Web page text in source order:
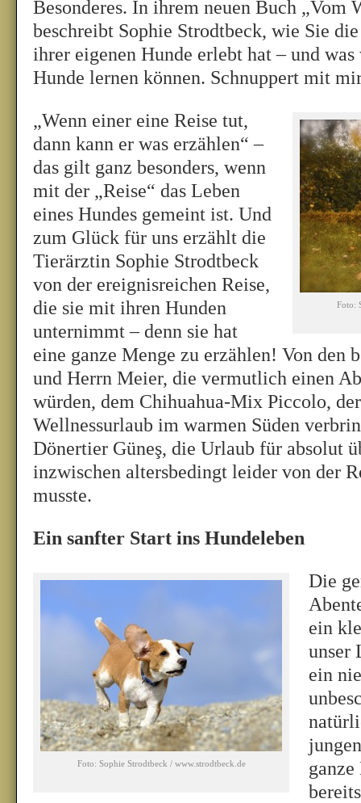
Besonderes. In ihrem neuen Buch „Vom
beschreibt Sophie Strodtbeck, wie Sie
ihrer eigenen Hunde erlebt hat – und
Hunde lernen können. Schnuppert mit
Foto:
„Wenn einer eine Reise tut,
dann kann er was erzählen“ –
das gilt ganz besonders, wenn
mit der „Reise“ das Leben
eines Hundes gemeint ist. Und
zum Glück für uns erzählt die
Tierärztin Sophie Strodtbeck
von der ereignisreichen Reise,
die sie mit ihren Hunden
unternimmt – denn sie hat
eine ganze Menge zu erzählen! Von den
und Herrn Meier, die vermutlich einen
würden, dem Chihuahua-Mix Piccolo,
Wellnessurlaub im warmen Süden
Dönertier Güneş, die Urlaub für absolut
inzwischen altersbedingt leider von der
musste.
Ein sanfter Start ins Hundeleben
Foto: Sophie Strodtbeck / www.strodtbeck.de
Die
ein
unser
ein